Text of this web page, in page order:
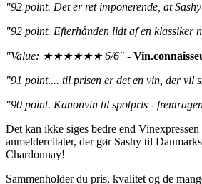
"92 point. Det er ret imponerende, at
"92 point. Efterhånden lidt af en klassiker
"Value: ★★★★★★ 6/6" -
"91 point.... til prisen er det en vin, der vil
"90 point. Kanonvin til spotpris -
Det kan ikke siges bedre end
anmeldercitater, der gør Sashy til
Chardonnay!
Sammenholder du pris, kvalitet og de